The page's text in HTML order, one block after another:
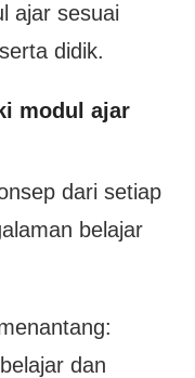
ajar sesuai
didik.
modul ajar
dari setiap
belajar
dan